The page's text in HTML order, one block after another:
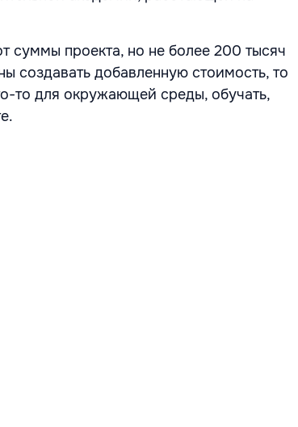
суммы проекта, но не более 200 тысяч
создавать добавленную стоимость, то
то для окружающей среды, обучать,